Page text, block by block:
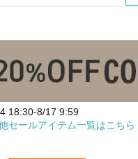
18:30-8/17 9:59
セールアイテム一覧はこちら